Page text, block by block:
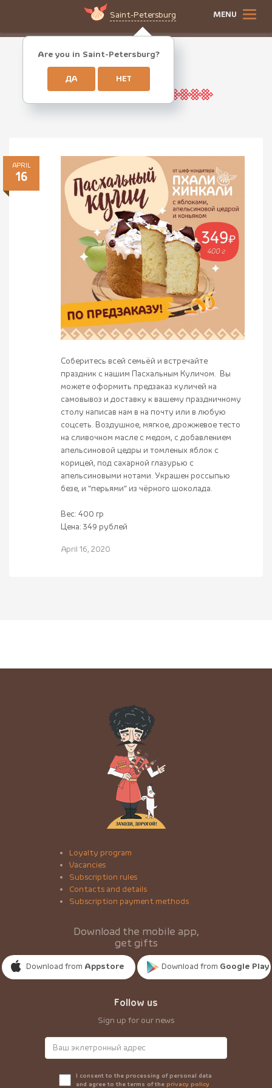
Saint-Petersburg
Are you in Saint-Petersburg?
ДА НЕТ
MENU
Easter
Соберитесь всей семьёй и встречайте
праздник с нашим Пасхальным Куличом. Вы
можете оформить предзаказ куличей на
самовывоз и доставку к вашему праздничному
столу написав нам в на почту или в любую
соцсеть. Воздушное, мягкое, дрожжевое тесто
на сливочном масле с медом, с добавлением
апельсиновой цедры и томленых яблок с
корицей, под сахарной глазурью с
апельсиновыми нотами. Украшен россыпью
безе, и "перьями" из чёрного шоколада.
Вес: 400 гр
Цена: 349 рублей
April 16, 2020
APRIL
16
Loyalty program
Vacancies
Subscription rules
Contacts and details
Subscription payment methods
Download the mobile app,
get gifts
Download from Appstore Download from Google Play
Follow us
Sign up for our news
I consent to the processing of personal data
and agree to the terms of the privacy policy